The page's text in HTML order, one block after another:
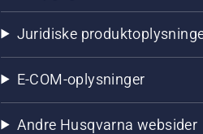
Juridiske
E-COM-oplysninger
Andre Husqvarna websider